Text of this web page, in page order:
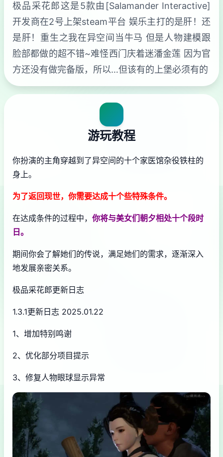
极品采花郎这是5款由[Salamander Interactive]
开发商在2号上架steam平台 娱乐主打的是肝！还
是肝！重生之我在异空间当牛马 但是人物建模跟
脸部都做的超不错~难怪西门庆着迷潘金莲 因为官
方还没有做完备版，所以…但该有的上堡必须有的
游玩教程
你扮演的主角穿越到了异空间的十个家医馆杂役铁柱的
身上。
为了返回现世，你需要达成十个些特殊条件。
在达成条件的过程中， 你将与美女们朝夕相处十个段时
日。
期间你会了解她们的传说，满足她们的需求，逐渐深入
地发展亲密关系。
极品采花郎更新日志
1.3.1更新日志 2025.01.22
1、增加特别鸣谢
2、优化部分项目提示
3、修复人物眼球显示异常